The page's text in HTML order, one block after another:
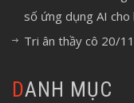
số ứng dụng AI cho
Tri ân thầy cô 20/
DANH MỤC